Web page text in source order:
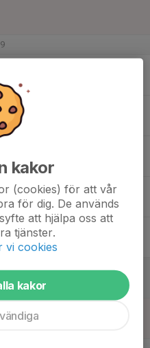
kakor
(cookies) för att vår
för dig. De används
att hjälpa oss att
tjänster.
vi cookies
kakor